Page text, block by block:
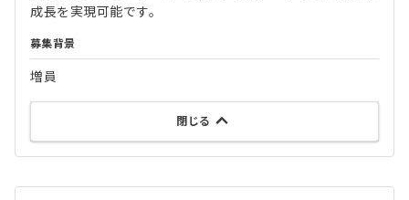
成長を実現可能です。
募集背景
増員
閉じる